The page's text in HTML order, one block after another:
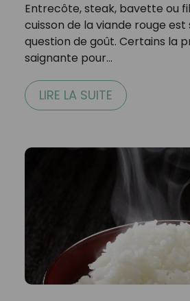
Entrecôte, steak, bavette ou
cuisson de la viande rouge est
question de goût. Certains la
saignante pour…
LIRE LA SUITE